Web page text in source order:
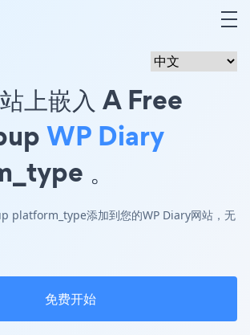
上嵌入 A Free
WP Diary
。
platform_type添加到您的WP Diary网站，无
免费开始